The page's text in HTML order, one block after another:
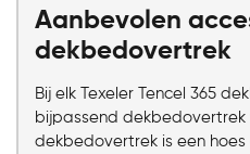
Aanbevolen
dekbedovertrek
Bij elk Texeler Tencel 365
bijpassend
dekbedovertrek is een